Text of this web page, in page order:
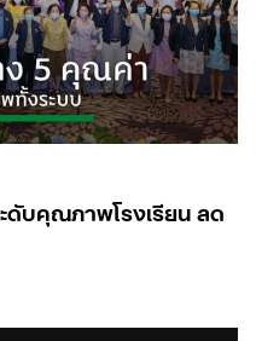
ดับคุณภาพโรงเรียน ลด